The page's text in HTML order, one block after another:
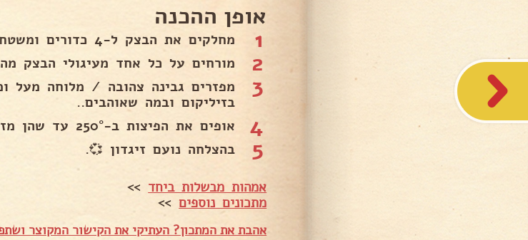
אופן ההכנה
1 מחלקים את הבצק ל-4 כדורים ומשטחים. .
2 מורחים על כל אחד מעיגולי הבצק
3
מפזרים גבינה צהובה / מלוחה מעל
בזיליקום ובמה שאוהבים..
4 אופים את הפיצות ב-250° עד שהן מזהיבות..
5 בהצלחה נועם זיגדון 💞.
אמהות מבשלות ביחד >>
מתכונים נוספים>>
אהבת את המתכון? העתיקי את הקישור המקוצר